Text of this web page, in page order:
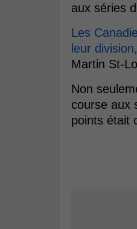
aux séries
Les
leur
Martin St-
Non
course aux
points était